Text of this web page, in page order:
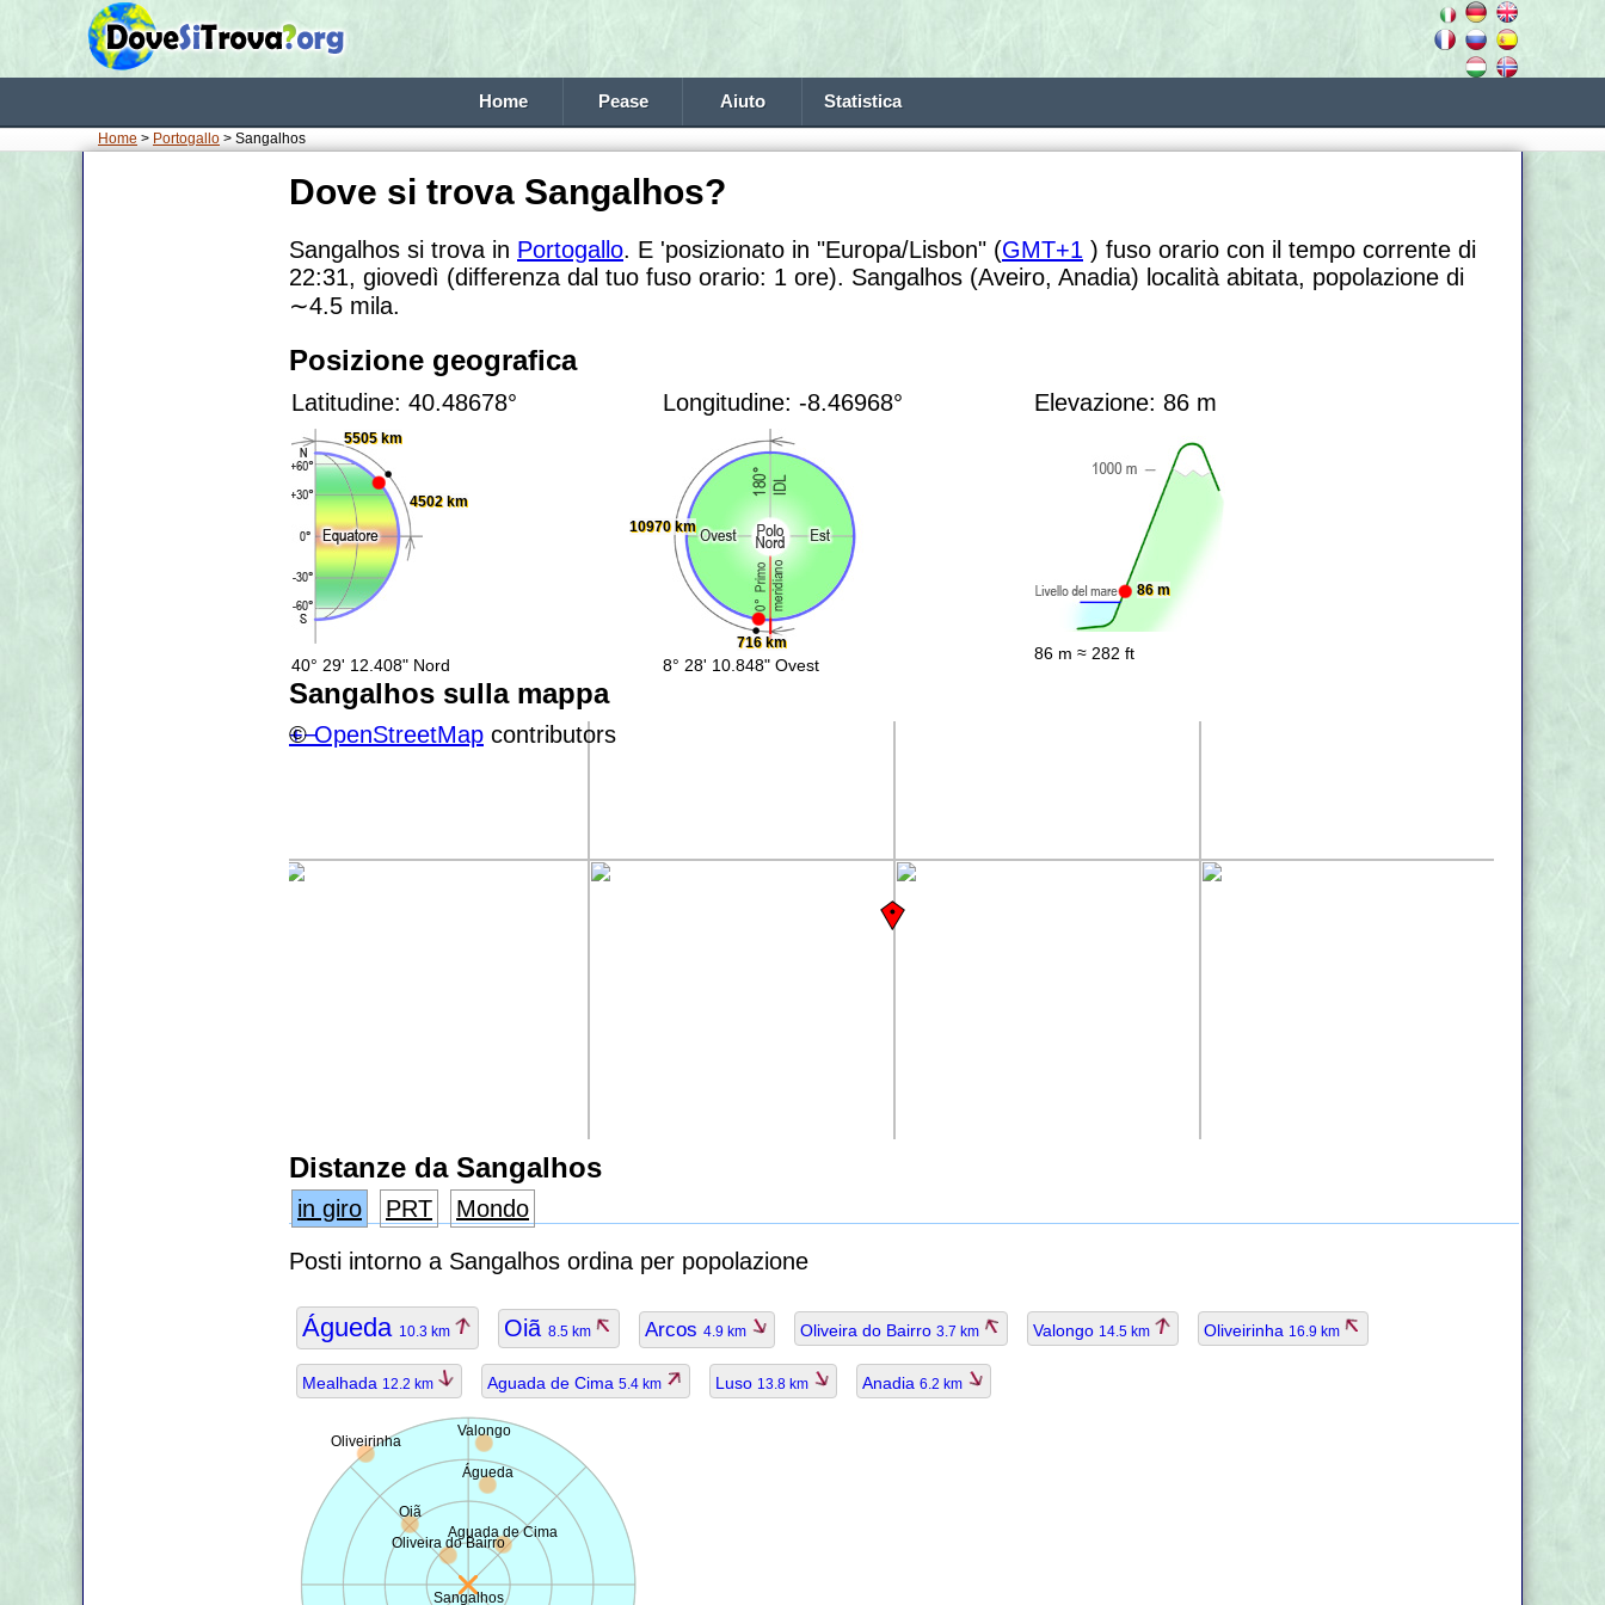
Home Pease Aiuto Statistica
Home > Portogallo > Sangalhos
Dove si trova Sangalhos?
Sangalhos si trova in Portogallo. E 'posizionato in "Europa/Lisbon" (GMT+1 ) fuso orario con il tempo corrente di
22:31, giovedì (differenza dal tuo fuso orario: 1 ore). Sangalhos (Aveiro, Anadia) località abitata, popolazione di
∼4.5 mila.
Posizione geografica
Latitudine: 40.48678°
5505 km
4502 km
40° 29' 12.408" Nord
Longitudine: -8.46968°
716 km
10970 km
8° 28' 10.848" Ovest
Elevazione: 86 m
86 m
86 m ≈ 282 ft
Sangalhos sulla mappa
+−
©OpenStreetMap contributors
Distanze da Sangalhos
in giro PRT
Mondo
Posti intorno a Sangalhos ordina per popolazione
Águeda 10.3 km Oiã 8.5 km Arcos 4.9 km Oliveira do Bairro 3.7 km Valongo 14.5 km Oliveirinha 16.9 km
Mealhada 12.2 km Aguada de Cima 5.4 km Luso 13.8 km Anadia 6.2 km
Sangalhos
Águeda
Oiã
Oliveira do Bairro
Valongo
Oliveirinha
Aguada de Cima